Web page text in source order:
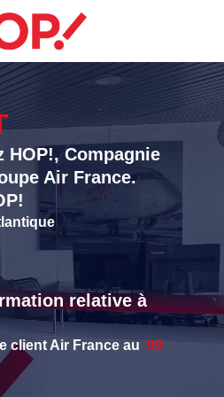
HOP!, Compagnie
Air France.
relative à
client Air France au 09